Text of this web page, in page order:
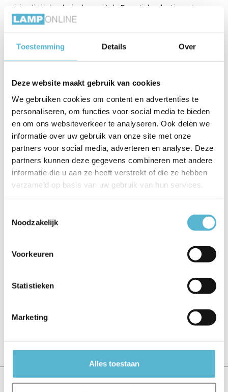
Toestemming Details Over
Deze website maakt gebruik van cookies
We gebruiken cookies om content en advertenties te
personaliseren, om functies voor social media te bieden
en om ons websiteverkeer te analyseren. Ook delen we
informatie over uw gebruik van onze site met onze
partners voor social media, adverteren en analyse. Deze
partners kunnen deze gegevens combineren met andere
informatie die u aan ze heeft verstrekt of die ze hebben
verzameld op basis van uw gebruik van hun services.
Noodzakelijk
Voorkeuren
Statistieken
Marketing
Alles toestaan
minimalistische designlamp uit de Essential collectie, ontworpen
voor sfeervolle en functionele verlichting in compacte ruimtes.
Dankzij het slanke, ovale ontwerp en de rustige taupe kleur past
deze lamp moeiteloos in uiteenlopende interieurstijlen, van
Productspecificaties
78502/14/41
EAN 5411212783004
Leverancier Lucide
Breedte 10
Er zijn nog geen reviews geschreven over dit product..
Schrijf je eigen review
Recent bekeken